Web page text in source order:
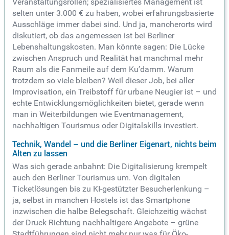
Veranstaltungsrollen; spezialisiertes Management ist
selten unter 3.000 € zu haben, wobei erfahrungsbasierte
Ausschläge immer dabei sind. Und ja, mancherorts wird
diskutiert, ob das angemessen ist bei Berliner
Lebenshaltungskosten. Man könnte sagen: Die Lücke
zwischen Anspruch und Realität hat manchmal mehr
Raum als die Fanmeile auf dem Ku’damm. Warum
trotzdem so viele bleiben? Weil dieser Job, bei aller
Improvisation, ein Treibstoff für urbane Neugier ist – und
echte Entwicklungsmöglichkeiten bietet, gerade wenn
man in Weiterbildungen wie Eventmanagement,
nachhaltigen Tourismus oder Digitalskills investiert.
Technik, Wandel – und die Berliner Eigenart, nichts beim
Alten zu lassen
Was sich gerade anbahnt: Die Digitalisierung krempelt
auch den Berliner Tourismus um. Von digitalen
Ticketlösungen bis zu KI-gestützter Besucherlenkung –
ja, selbst in manchen Hostels ist das Smartphone
inzwischen die halbe Belegschaft. Gleichzeitig wächst
der Druck Richtung nachhaltigere Angebote – grüne